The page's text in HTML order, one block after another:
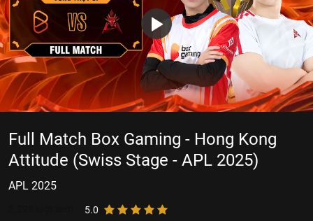
Full Match Box Gaming - Hong Kong
Attitude (Swiss Stage - APL 2025)
APL 2025
5.0